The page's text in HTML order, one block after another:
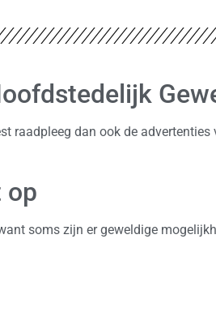
raadpleeg dan ook de advertenties
op
soms zijn er geweldige